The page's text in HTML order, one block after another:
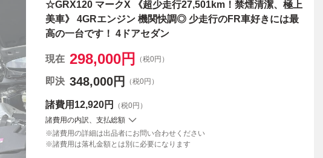
☆GRX120 マークX 《超少走行27,501km！禁煙清潔、極上
美車》 4GRエンジン 機関快調◎ 少走行のFR車好きには最
高の一台です！ 4ドアセダン
現在 298,000円 （税0円）
即決 348,000円 （税0円）
諸費用 12,920円
（税0円）
諸費用の内訳、支払総額
諸費用の詳細は出品者にお問い合わせください
諸費用は落札金額とは別に必要になります